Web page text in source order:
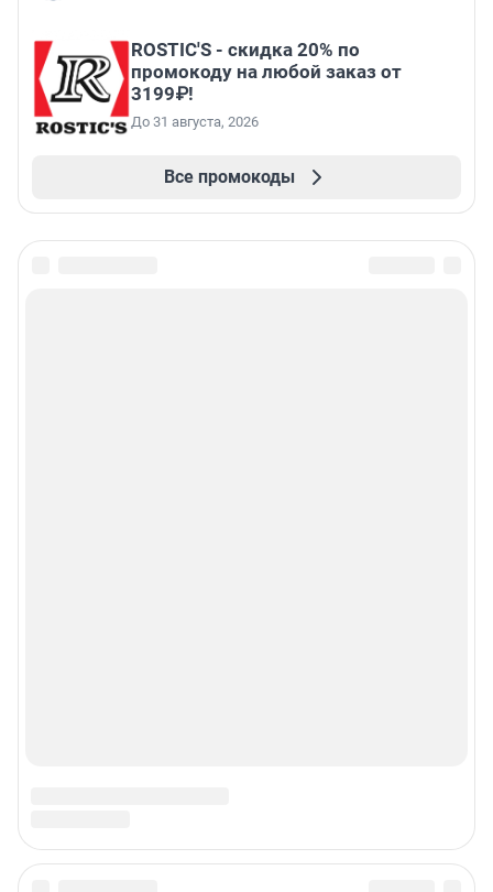
ROSTIC'S - скидка 20% по
промокоду на любой заказ от
3199₽!
До 31 августа, 2026
Все промокоды